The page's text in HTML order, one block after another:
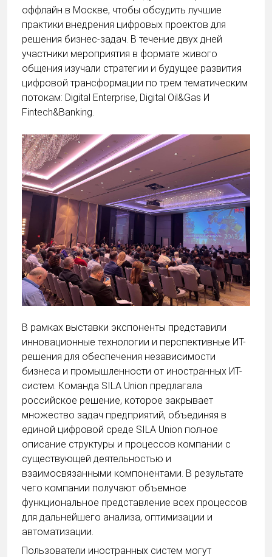
оффлайн в Москве, чтобы обсудить лучшие
практики внедрения цифровых проектов для
решения бизнес-задач. В течение двух дней
участники мероприятия в формате живого
общения изучали стратегии и будущее развития
цифровой трансформации по трем тематическим
потокам: Digital Enterprise, Digital Oil&Gas И
Fintech&Banking.
В рамках выставки экспоненты представили
инновационные технологии и перспективные ИТ-
решения для обеспечения независимости
бизнеса и промышленности от иностранных ИТ-
систем. Команда SILA Union предлагала
российское решение, которое закрывает
множество задач предприятий, объединяя в
единой цифровой среде SILA Union полное
описание структуры и процессов компании с
существующей деятельностью и
взаимосвязанными компонентами. В результате
чего компании получают объемное
функциональное представление всех процессов
для дальнейшего анализа, оптимизации и
автоматизации.
Пользователи иностранных систем могут